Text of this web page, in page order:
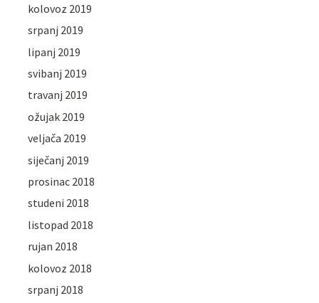
kolovoz 2019
srpanj 2019
lipanj 2019
svibanj 2019
travanj 2019
ožujak 2019
veljača 2019
siječanj 2019
prosinac 2018
studeni 2018
listopad 2018
rujan 2018
kolovoz 2018
srpanj 2018